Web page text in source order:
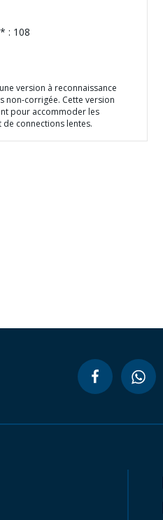
: 108
version à reconnaissance
non-corrigée. Cette version
pour accommoder les
connections lentes.